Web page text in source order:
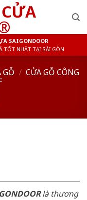
SAIGONDOOR
TỐT NHẤT TẠI SÀI GÒN
GỖ / CỬA GỖ CÔNG
là thương